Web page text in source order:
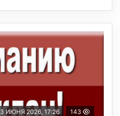
3 ИЮНЯ 2026, 17:26 143